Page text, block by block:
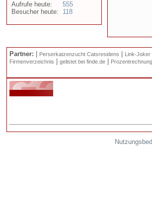
Aufrufe heute:
Besucher heute:
555
118
Partner: Perserkatzenzucht Catsresidens Link-Joker
Firmenverzeichnis
gelistet bei finde.de Prozentrechnung